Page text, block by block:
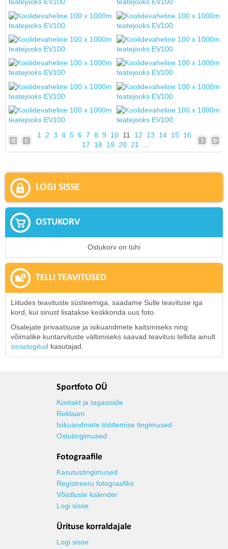
1 2 3 4 5 6 7 8 9 10 11 12 13 14 15 16
17
18 19 20 21
LOGI SISSE
OSTUKORV
Ostukorv on tühi
TELLI TEAVITUSED
Liitudes teavituste süsteemiga, saadame Sulle teavituse iga
kord, kui sinust lisatakse keskkonda uus foto.
Osalejate privaatsuse ja isikuandmete kaitsmiseks ning
võimalike kuritarvituste vältimiseks saavad teavitusi tellida ainult
sisselogitud kasutajad.
Sportfoto OÜ
Kontakt ja tagasiside
Reklaam
Isikuandmete töötlemise tingimused
Ostutingimused
Fotograafile
Kasutustingimused
Registreeru fotograafiks
Võistluste kalender
Logi sisse
Ürituse korraldajale
Logi sisse